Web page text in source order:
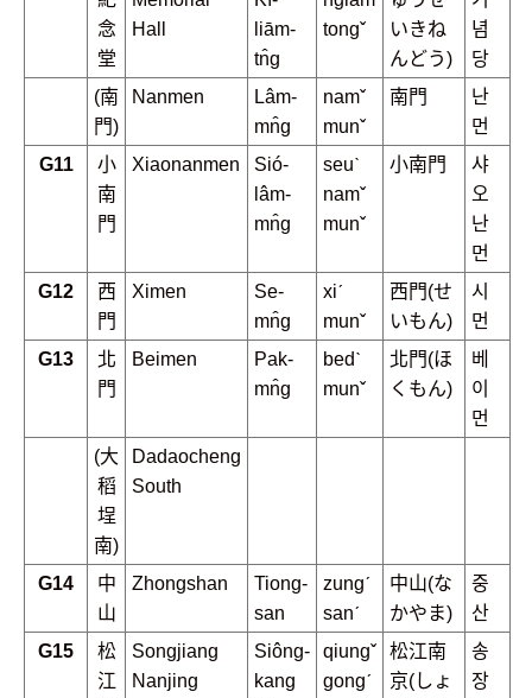
念
堂
Hall
liām-
tn̂g
tongˇ
いきね
んどう)
념
당
(南
門)
Nanmen
Lâm-
mn̂g
namˇ
munˇ
南門
난
먼
G11
小
南
門
Xiaonanmen
Sió-
lâm-
mn̂g
seuˋ
namˇ
munˇ
小南門
샤
오
난
먼
G12
西
門
Ximen
Se-
mn̂g
xiˊ
munˇ
西門(せ
いもん)
시
먼
G13
北
門
Beimen
Pak-
mn̂g
bedˋ
munˇ
北門(ほ
くもん)
베
이
먼
(大
稻
埕
南)
Dadaocheng
South
G14
中
山
Zhongshan
Tiong-
san
zungˊ
sanˊ
中山(な
かやま)
중
산
G15
松
江
Songjiang
Nanjing
Siông-
kang
qiungˇ
gongˊ
松江南
京(しょ
송
장